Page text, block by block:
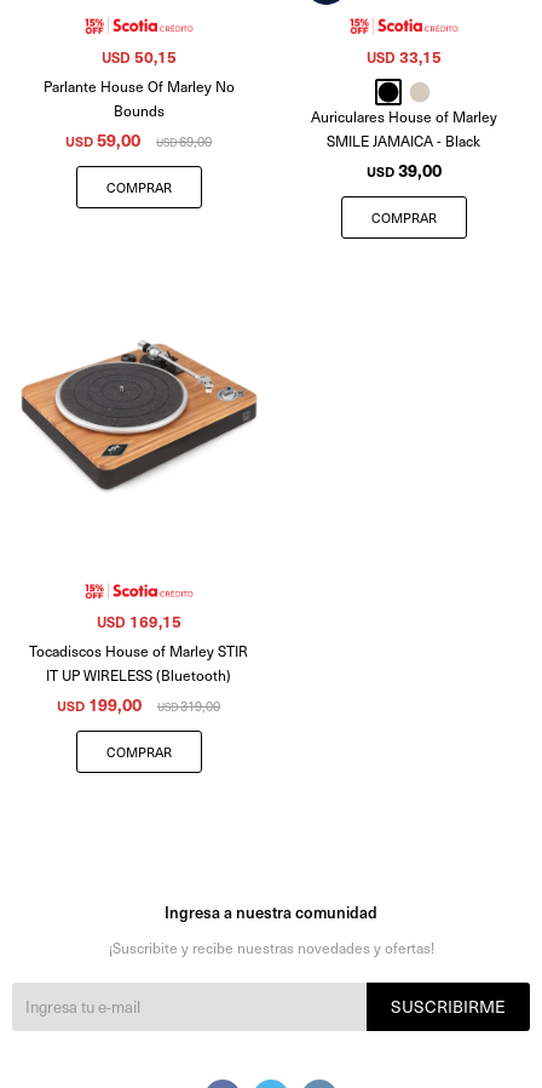
Parlante House Of Marley No
Bounds
USD59,00 USD69,00
USD 50,15
Auriculares House of Marley
SMILE JAMAICA - Black
USD 39,00
USD 33,15
Tocadiscos House of Marley STIR
IT UP WIRELESS (Bluetooth)
USD 199,00 USD319,00
USD 169,15
Ingresa a nuestra comunidad
¡Suscribite y recibe nuestras novedades y ofertas!
SUSCRIBIRME